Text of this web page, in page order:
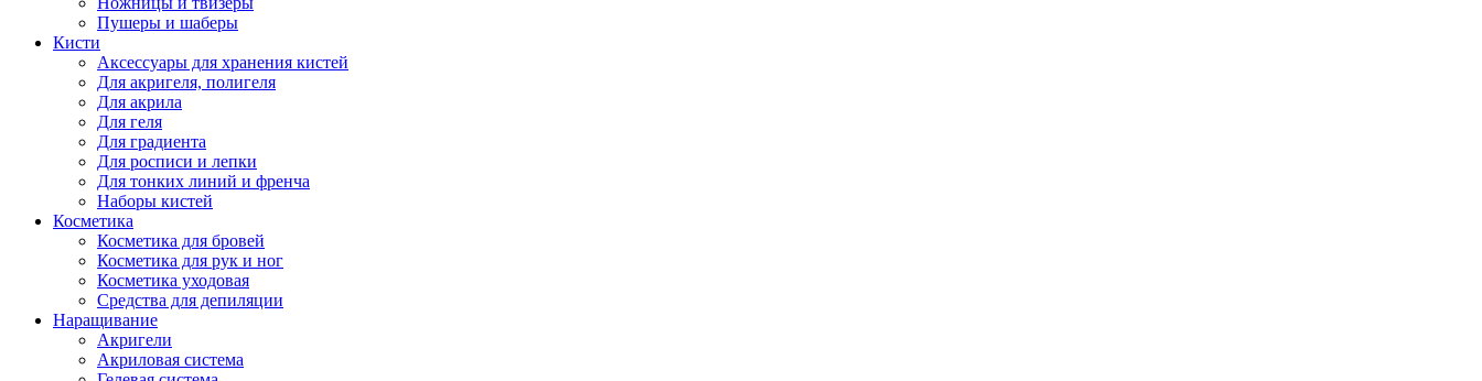
Пушеры и шаберы
Кисти
Аксессуары для хранения кистей
Для акригеля, полигеля
Для акрила
Для геля
Для градиента
Для росписи и лепки
Для тонких линий и френча
Наборы кистей
Косметика
Косметика для бровей
Косметика для рук и ног
Косметика уходовая
Средства для депиляции
Наращивание
Акригели
Акриловая система